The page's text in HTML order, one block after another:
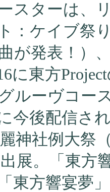
スターは、
：ケイブ祭
が発表！）
に東方
ルーヴコー
今後配信さ
神社例大祭
展。「東方
東方響宴夢